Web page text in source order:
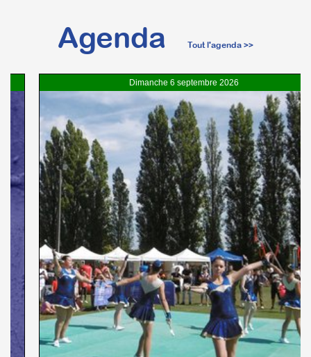
Agenda Tout l'agenda >>
Dimanche6 septembre 2026